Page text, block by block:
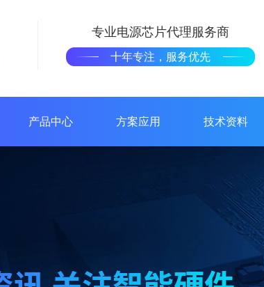
专业电源芯片代理服务商
十年专注，服务优先
产品中心 方案应用 技术资料